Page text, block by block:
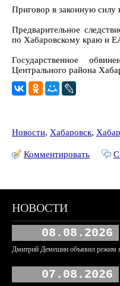
Приговор в законную силу
Предварительное
по Хабаровскому краю и
Государственное
Центрального района
Новости, Хабаровск,
Комментировать
НОВОСТИ
08.08.2026
Дмитрий Демешин объявил режим
07.08.2026